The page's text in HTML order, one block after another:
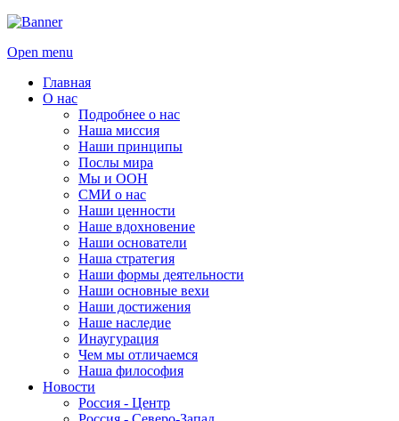
Open menu
Главная
О нас
Подробнее о нас
Наша миссия
Наши принципы
Послы мира
Мы и ООН
СМИ о нас
Наши ценности
Наше вдохновение
Наши основатели
Наша стратегия
Наши формы деятельности
Наши основные вехи
Наши достижения
Наше наследие
Инаугурация
Чем мы отличаемся
Наша философия
Новости
Россия - Центр